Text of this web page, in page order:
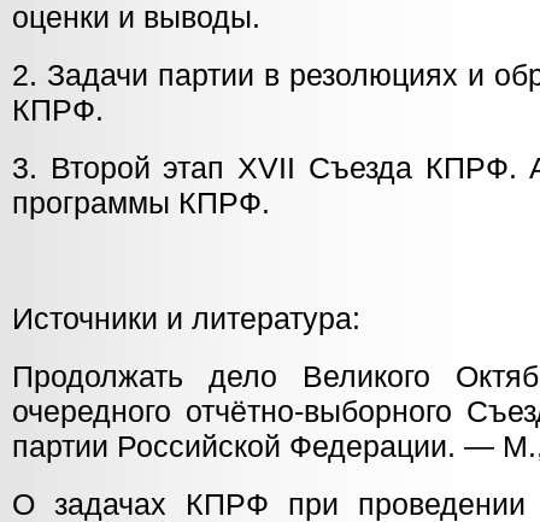
оценки и выводы.
2. Задачи партии в резолюциях и
КПРФ.
3. Второй этап XVII Съезда КПРФ.
программы КПРФ.
Источники и литература:
Продолжать дело Великого
очередного отчётно-выборного
партии Российской Федерации. —
О задачах КПРФ при проведении